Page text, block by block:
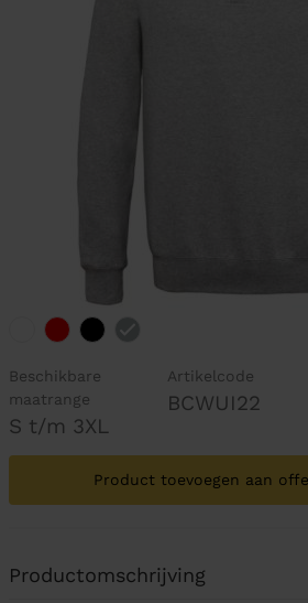
Beschikbare
maatrange
S t/m 3XL
Artikelcode
BCWUI22
Product toevoegen aan
Productomschrijving